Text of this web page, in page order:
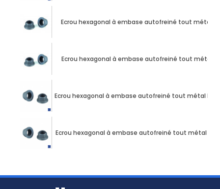
Ecrou hexagonal à embase autofreiné tout métal
Ecrou hexagonal à embase autofreiné tout métal
Ecrou hexagonal à embase autofreiné tout métal
Ecrou hexagonal à embase autofreiné tout métal